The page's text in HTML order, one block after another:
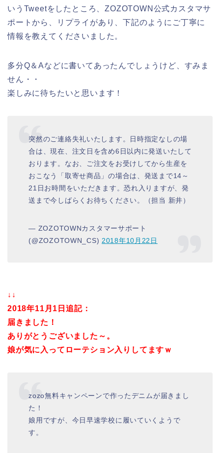
いうTweetをしたところ、ZOZOTOWN公式カスタマサ
ポートから、リプライがあり、下記のようにご丁寧に
情報を教えてくださいました。
多分Q＆Aなどに書いてあったんでしょうけど、すみま
せん・・
楽しみに待ちたいと思います！
突然のご連絡失礼いたします。日時指定なしの場
合は、現在、注文日を含め6日以内に発送いたして
おります。なお、ご注文をお受けしてから生産を
おこなう「取寄せ商品」の場合は、発送まで14～
21日お時間をいただきます。恐れ入りますが、発
送まで今しばらくお待ちください。（担当 新井）
— ZOZOTOWNカスタマーサポート
(@ZOZOTOWN_CS) 2018年10月22日
↓↓
2018年11月1日追記：
届きました！
ありがとうございました～。
娘が気に入ってローテション入りしてますｗ
zozo無料キャンペーンで作ったデニムが届きまし
た！
娘用ですが、今日早速学校に履いていくようで
す。